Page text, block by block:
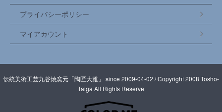
プライバシーポリシー
マイアカウント
伝統美術工芸九谷焼窯元「陶匠大雅」 since 2009-04-02 / Copyright 2008 Tosho-
Taiga All Rights Reserve